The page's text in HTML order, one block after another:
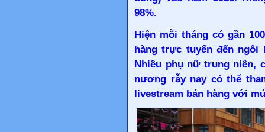
98%.
Hiện mỗi tháng có gần
hàng trực tuyến đến ngôi
Nhiều phụ nữ trung niên,
nương rẫy nay có thể
livestream bán hàng với